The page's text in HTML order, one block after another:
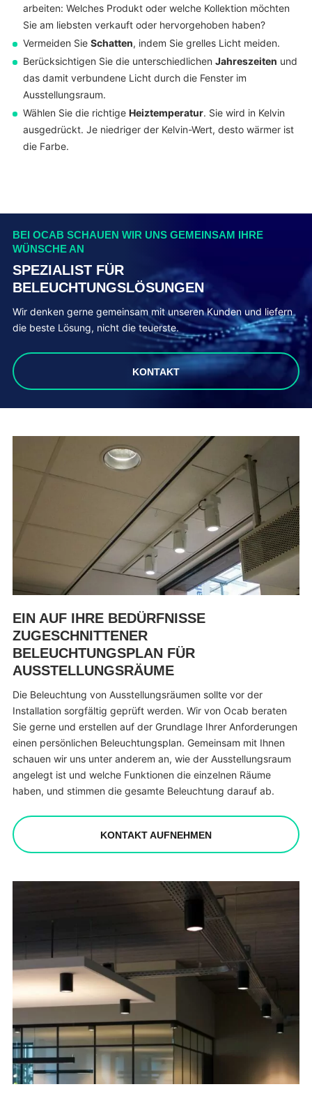
arbeiten: Welches Produkt oder welche Kollektion möchten
Sie am liebsten verkauft oder hervorgehoben haben?
Vermeiden Sie Schatten, indem Sie grelles Licht meiden.
Berücksichtigen Sie die unterschiedlichen Jahreszeiten und
das damit verbundene Licht durch die Fenster im
Ausstellungsraum.
Wählen Sie die richtige Heiztemperatur. Sie wird in Kelvin
ausgedrückt. Je niedriger der Kelvin-Wert, desto wärmer ist
die Farbe.
BEI OCAB SCHAUEN WIR UNS GEMEINSAM IHRE
WÜNSCHE AN
SPEZIALIST FÜR
BELEUCHTUNGSLÖSUNGEN
Wir denken gerne gemeinsam mit unseren Kunden und liefern
die beste Lösung, nicht die teuerste.
KONTAKT
EIN AUF IHRE BEDÜRFNISSE
ZUGESCHNITTENER
BELEUCHTUNGSPLAN FÜR
AUSSTELLUNGSRÄUME
Die Beleuchtung von Ausstellungsräumen sollte vor der
Installation sorgfältig geprüft werden. Wir von Ocab beraten
Sie gerne und erstellen auf der Grundlage Ihrer Anforderungen
einen persönlichen Beleuchtungsplan. Gemeinsam mit Ihnen
schauen wir uns unter anderem an, wie der Ausstellungsraum
angelegt ist und welche Funktionen die einzelnen Räume
haben, und stimmen die gesamte Beleuchtung darauf ab.
KONTAKT AUFNEHMEN